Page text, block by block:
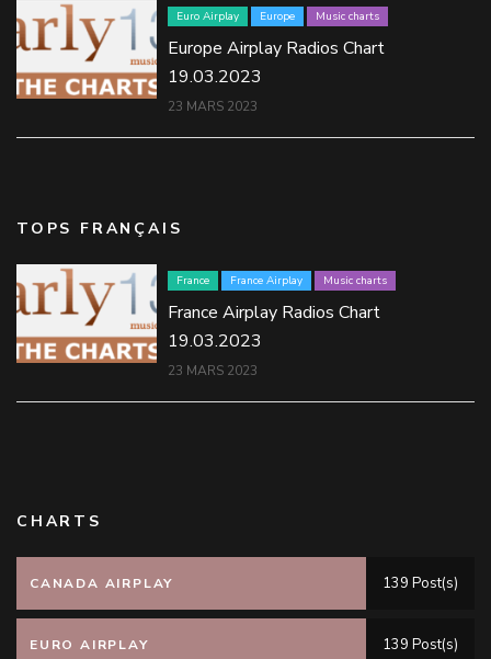
Euro Airplay Europe Music charts
Europe Airplay Radios Chart
19.03.2023
23 MARS 2023
TOPS FRANÇAIS
France France Airplay Music charts
France Airplay Radios Chart
19.03.2023
23 MARS 2023
CHARTS
CANADA AIRPLAY 139 Post(s)
EURO AIRPLAY 139 Post(s)